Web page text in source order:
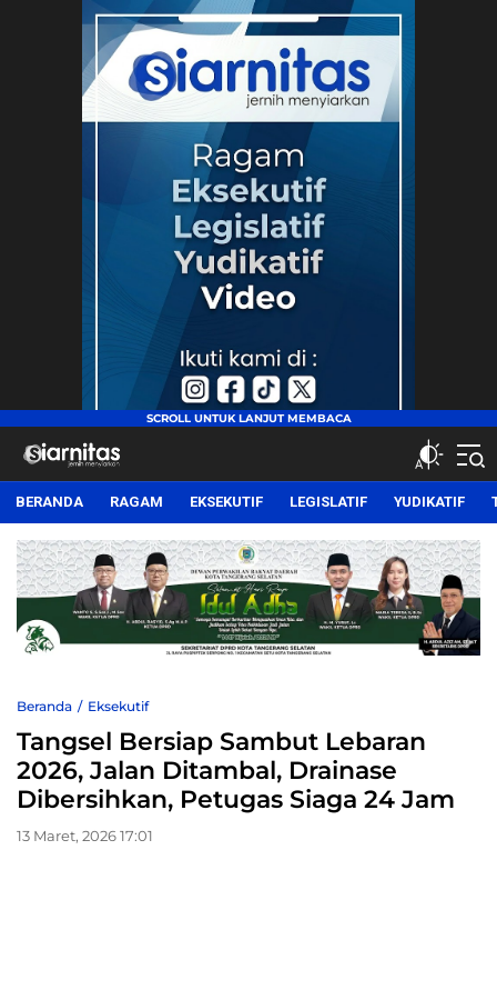
siarnitas
Jernih Menyiarkan
BERANDA RAGAM EKSEKUTIF LEGISLATIF YUDIKATIF
Beranda Eksekutif
Tangsel Bersiap Sambut Lebaran
2026, Jalan Ditambal, Drainase
Dibersihkan, Petugas Siaga 24 Jam
13 Maret, 2026 17:01